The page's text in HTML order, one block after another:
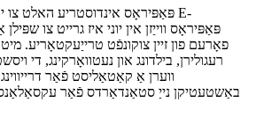
פּאַפּיראָס ווייַזן אין יוני איז גרייט צו
פאָרעם פון זיין צוקונפֿט טרייַעקטאָריע.
רעגולירן, בילדונג און נעטוואָרקינג, די
ווערן אַ קאַטאַליסט פֿאַר
באַשטעטיקן נייַ סטאַנדאַרדס פֿאַר